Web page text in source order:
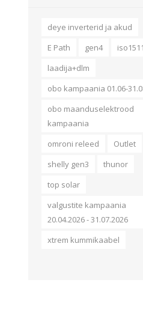
deye inverterid ja akud
E Path
gen4
laadija+dlm
obo kampaania 01.06-
obo maanduselektrood
kampaania
omroni releed
Outlet
shelly gen3
thunor
top solar
valgustite kampaania
20.04.2026 - 31.07.2026
xtrem kummikaabel